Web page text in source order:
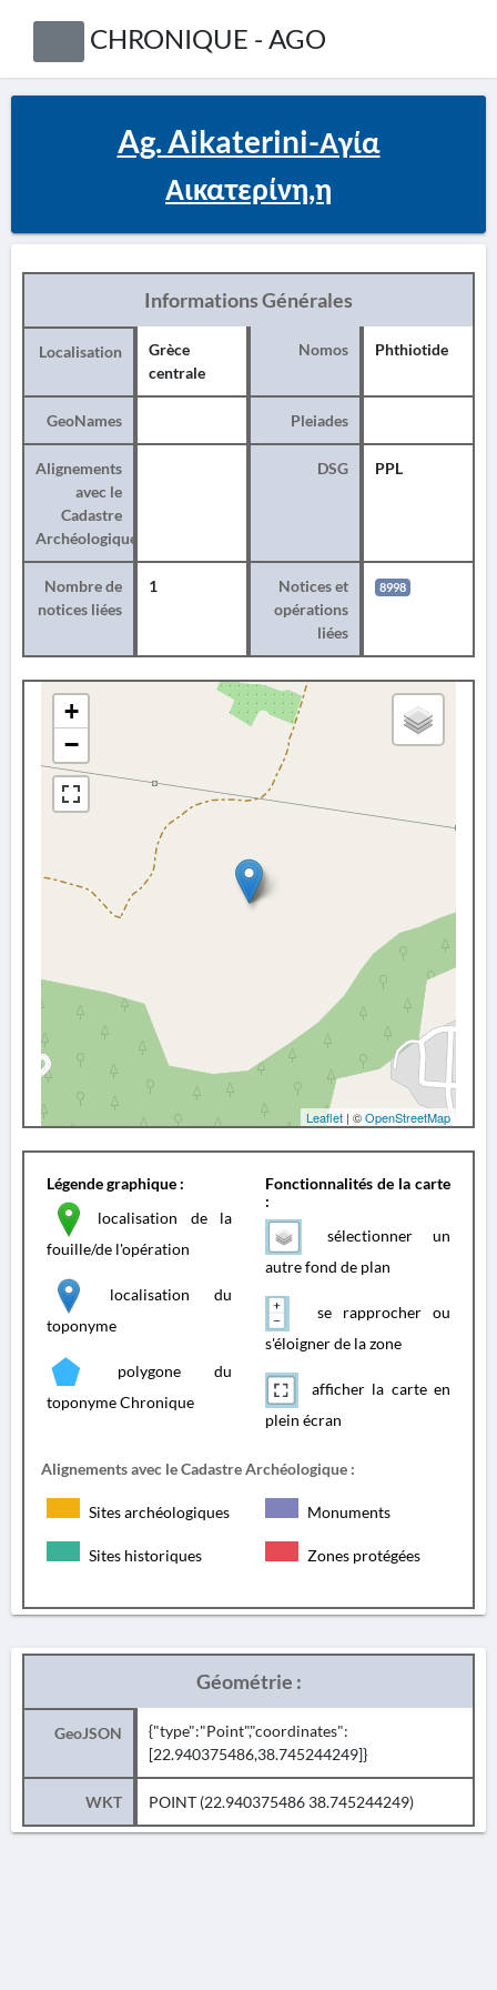
CHRONIQUE - AGO
Ag. Aikaterini-Αγία
Αικατερίνη,η
Informations Générales
Localisation
Grèce
centrale
Nomos Phthiotide
GeoNames Pleiades
Alignements
avec le
Cadastre
Archéologique
DSG PPL
Nombre de
notices liées
1
Notices et
opérations
liées
8998
+
−
Leaflet | ©OpenStreetMap
Légende graphique :
localisation de la
fouille/de l'opération
localisation du
toponyme
polygone du
toponyme Chronique
Fonctionnalités de la carte
:
sélectionner un
autre fond de plan
se rapprocher ou
s'éloigner de la zone
afficher la carte en
plein écran
Alignements avec le Cadastre Archéologique :
Sites archéologiques Monuments
Sites historiques Zones protégées
Géométrie :
GeoJSON
{"type":"Point","coordinates":
[22.940375486,38.745244249]}
WKT POINT (22.940375486 38.745244249)